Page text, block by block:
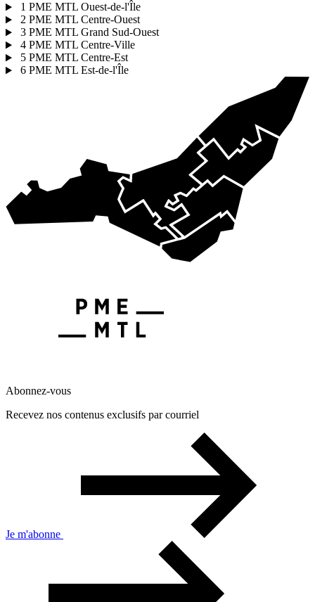
1 PME MTL Ouest-de-l'Île
2 PME MTL Centre-Ouest
3 PME MTL Grand Sud-Ouest
4 PME MTL Centre-Ville
5 PME MTL Centre-Est
6 PME MTL Est-de-l'Île
Abonnez-vous
Recevez nos contenus exclusifs par courriel
Je m'abonne